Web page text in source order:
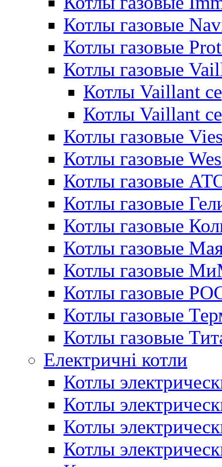
Котлы газовые
Котлы газовые
Котлы газовые
Котлы Vaillant
Котлы Vaillant
Котлы газовые
Котлы газовые
Котлы газовые
Котлы газовые
Котлы газовые
Котлы газовые
Котлы газовые
Котлы газовые
Котлы газовые
Котлы газовые
Електричні котли
Котлы
Котлы
Котлы
Котлы